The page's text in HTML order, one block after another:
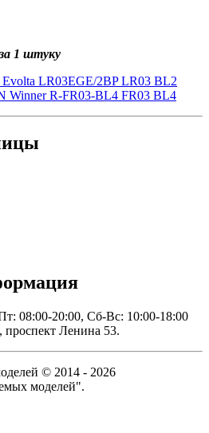
1 штуку
Evolta LR03EGE/2BP LR03 BL2
Winner R-FR03-BL4 FR03 BL4
08:00-20:00, Сб-Вс: 10:00-18:00
проспект Ленина 53.
© 2014 - 2026
моделей".